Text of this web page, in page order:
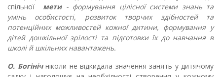
спільної мети- формування цілісної системи знань та
умінь особистості, розвиток творчих здібностей та
потенційних можливостей кожної дитини, формування у
дітей дошкільної зрілості та підготовки їх до навчання в
школі й шкільних навантажень.
О. Богінічніколи не відкидала значення занять у дитячому